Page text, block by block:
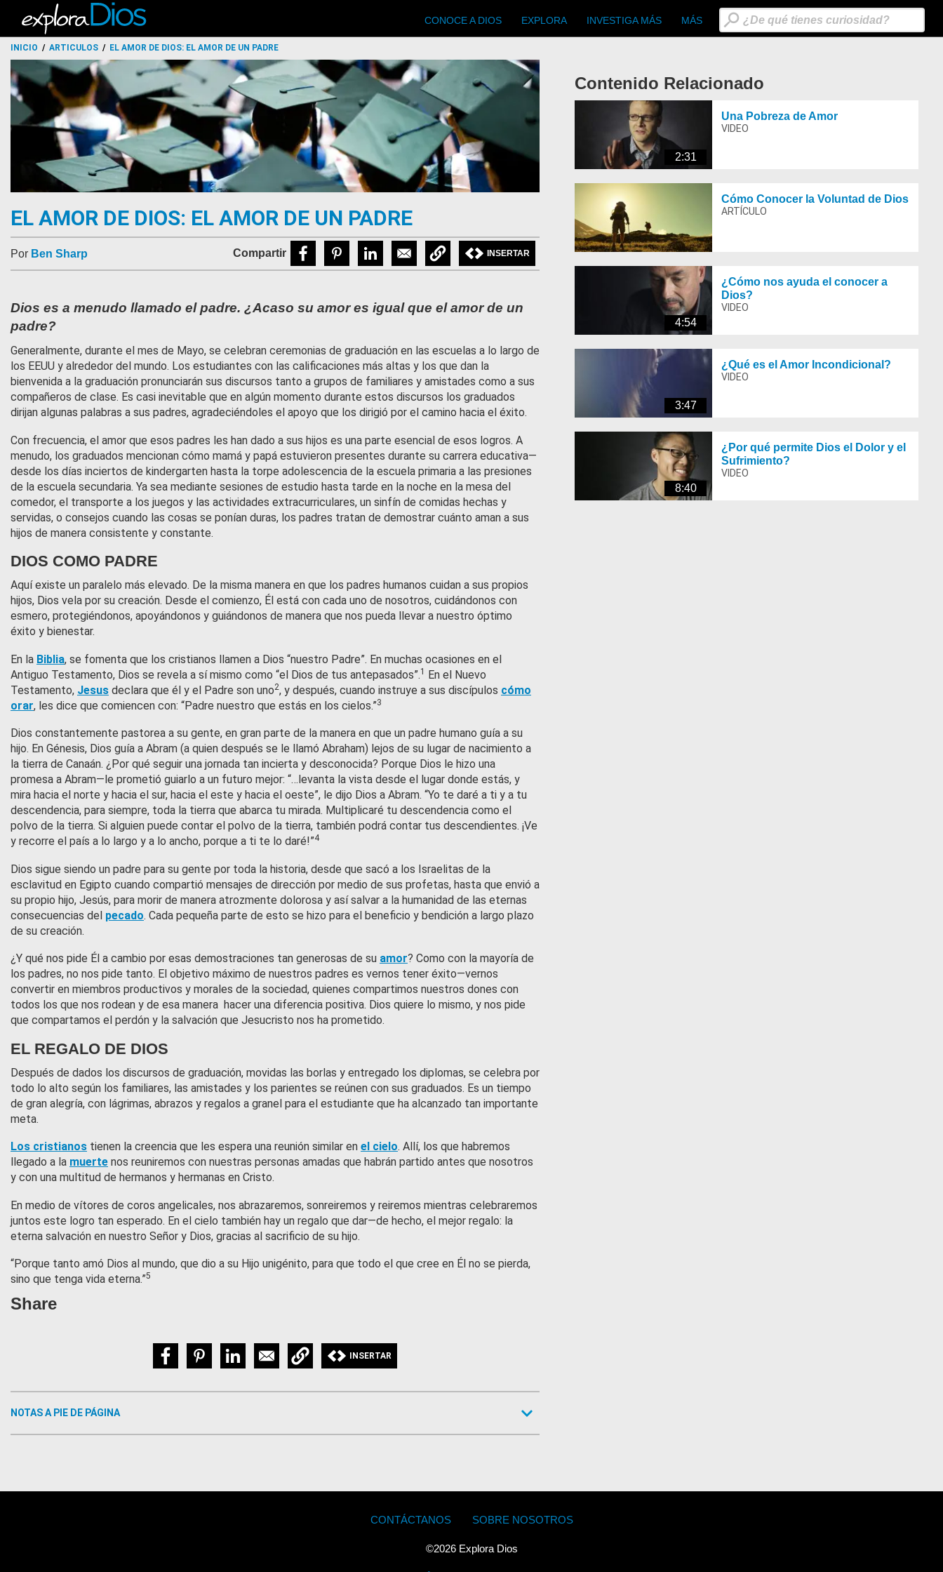
navigation
CONOCE A DIOS EXPLORA INVESTIGA MÁS MÁS
INICIO ARTICULOS EL AMOR DE DIOS: EL AMOR DE UN PADRE
EL AMOR DE DIOS: EL AMOR DE UN PADRE
Por Ben Sharp INSERTAR
Dios es a menudo llamado el padre. ¿Acaso su amor es igual que el amor de un
padre?
Generalmente, durante el mes de Mayo, se celebran ceremonias de graduación en las escuelas a lo largo de
los EEUU y alrededor del mundo. Los estudiantes con las calificaciones más altas y los que dan la
bienvenida a la graduación pronunciarán sus discursos tanto a grupos de familiares y amistades como a sus
compañeros de clase. Es casi inevitable que en algún momento durante estos discursos los graduados
dirijan algunas palabras a sus padres, agradeciéndoles el apoyo que los dirigió por el camino hacia el éxito.
Con frecuencia, el amor que esos padres les han dado a sus hijos es una parte esencial de esos logros. A
menudo, los graduados mencionan cómo mamá y papá estuvieron presentes durante su carrera educativa—
desde los días inciertos de kindergarten hasta la torpe adolescencia de la escuela primaria a las presiones
de la escuela secundaria. Ya sea mediante sesiones de estudio hasta tarde en la noche en la mesa del
comedor, el transporte a los juegos y las actividades extracurriculares, un sinfín de comidas hechas y
servidas, o consejos cuando las cosas se ponían duras, los padres tratan de demostrar cuánto aman a sus
hijos de manera consistente y constante.
DIOS COMO PADRE
Aquí existe un paralelo más elevado. De la misma manera en que los padres humanos cuidan a sus propios
hijos, Dios vela por su creación. Desde el comienzo, Él está con cada uno de nosotros, cuidándonos con
esmero, protegiéndonos, apoyándonos y guiándonos de manera que nos pueda llevar a nuestro óptimo
éxito y bienestar.
En la Biblia, se fomenta que los cristianos llamen a Dios “nuestro Padre”. En muchas ocasiones en el
Antiguo Testamento, Dios se revela a sí mismo como “el Dios de tus antepasados”.1 En el Nuevo
Testamento, Jesus declara que él y el Padre son uno2, y después, cuando instruye a sus discípulos cómo
orar, les dice que comiencen con: “Padre nuestro que estás en los cielos.”3
Dios constantemente pastorea a su gente, en gran parte de la manera en que un padre humano guía a su
hijo. En Génesis, Dios guía a Abram (a quien después se le llamó Abraham) lejos de su lugar de nacimiento a
la tierra de Canaán. ¿Por qué seguir una jornada tan incierta y desconocida? Porque Dios le hizo una
promesa a Abram—le prometió guiarlo a un futuro mejor: “…levanta la vista desde el lugar donde estás, y
mira hacia el norte y hacia el sur, hacia el este y hacia el oeste”, le dijo Dios a Abram. “Yo te daré a ti y a tu
descendencia, para siempre, toda la tierra que abarca tu mirada. Multiplicaré tu descendencia como el
polvo de la tierra. Si alguien puede contar el polvo de la tierra, también podrá contar tus descendientes. ¡Ve
y recorre el país a lo largo y a lo ancho, porque a ti te lo daré!”4
Dios sigue siendo un padre para su gente por toda la historia, desde que sacó a los Israelitas de la
esclavitud en Egipto cuando compartió mensajes de dirección por medio de sus profetas, hasta que envió a
su propio hijo, Jesús, para morir de manera atrozmente dolorosa y así salvar a la humanidad de las eternas
consecuencias del pecado. Cada pequeña parte de esto se hizo para el beneficio y bendición a largo plazo
de su creación.
¿Y qué nos pide Él a cambio por esas demostraciones tan generosas de su amor? Como con la mayoría de
los padres, no nos pide tanto. El objetivo máximo de nuestros padres es vernos tener éxito—vernos
convertir en miembros productivos y morales de la sociedad, quienes compartimos nuestros dones con
todos los que nos rodean y de esa manera hacer una diferencia positiva. Dios quiere lo mismo, y nos pide
que compartamos el perdón y la salvación que Jesucristo nos ha prometido.
EL REGALO DE DIOS
Después de dados los discursos de graduación, movidas las borlas y entregado los diplomas, se celebra por
todo lo alto según los familiares, las amistades y los parientes se reúnen con sus graduados. Es un tiempo
de gran alegría, con lágrimas, abrazos y regalos a granel para el estudiante que ha alcanzado tan importante
meta.
Los cristianos tienen la creencia que les espera una reunión similar en el cielo. Allí, los que habremos
llegado a la muerte nos reuniremos con nuestras personas amadas que habrán partido antes que nosotros
y con una multitud de hermanos y hermanas en Cristo.
En medio de vítores de coros angelicales, nos abrazaremos, sonreiremos y reiremos mientras celebraremos
juntos este logro tan esperado. En el cielo también hay un regalo que dar—de hecho, el mejor regalo: la
eterna salvación en nuestro Señor y Dios, gracias al sacrificio de su hijo.
“Porque tanto amó Dios al mundo, que dio a su Hijo unigénito, para que todo el que cree en Él no se pierda,
sino que tenga vida eterna.”5
Share
INSERTAR
NOTAS A PIE DE PÁGINA
Contenido Relacionado
2:31
Una Pobreza de Amor
Article Image Cómo Conocer la Voluntad de Dios
4:54
¿Cómo nos ayuda el conocer a
Dios?
3:47
¿Qué es el Amor Incondicional?
8:40
¿Por qué permite Dios el Dolor y el
Sufrimiento?
Footer
CONTÁCTANOS SOBRE NOSOTROS
©2026Explora Dios